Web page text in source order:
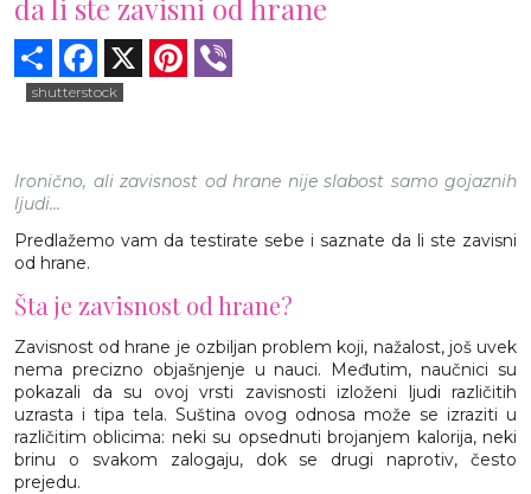
da li ste zavisni od hrane
Share Facebook Pinterest
shutterstock
Ironično, ali zavisnost od hrane nije slabost samo gojaznih
ljudi...
Predlažemo vam da testirate sebe i saznate da li ste zavisni
od hrane.
Šta je zavisnost od hrane?
Zavisnost od hrane je ozbiljan problem koji, nažalost, još uvek
nema precizno objašnjenje u nauci. Međutim, naučnici su
pokazali da su ovoj vrsti zavisnosti izloženi ljudi različitih
uzrasta i tipa tela. Suština ovog odnosa može se izraziti u
različitim oblicima: neki su opsednuti brojanjem kalorija, neki
brinu o svakom zalogaju, dok se drugi naprotiv, često
prejedu.